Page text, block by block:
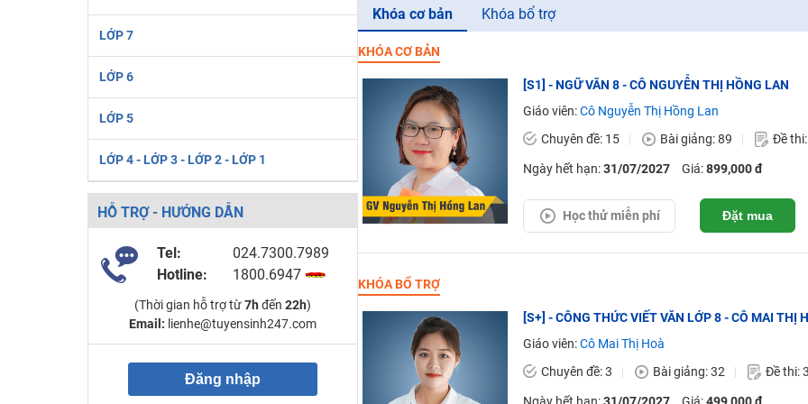
LỚP 7
LỚP 6
LỚP 5
LỚP 4 - LỚP 3 - LỚP 2 - LỚP 1
HỖ TRỢ - HƯỚNG DẪN
Tel:
024.7300.7989
Hotline:
1800.6947
(Thời gian hỗ trợ từ7h đến 22h)
Email: lienhe@tuyensinh247.com
Đăng nhập
Khóa cơ bản Khóa bổ trợ
KHÓA CƠ BẢN
[S1] - NGỮ VĂN 8 - CÔ NGUYỄN THỊ HỒNG LAN
Giáo viên:Cô Nguyễn Thị Hồng Lan
Chuyên đề: 15
Bài giảng: 89 Đề
Ngày hết hạn:31/07/2027 Giá:899,000 đ
Học thử miễn phí Đặt mua
KHÓA BỔ TRỢ
[S+] - CÔNG THỨC VIẾT VĂN LỚP 8 - CÔ MAI THỊ
Giáo viên:Cô Mai Thị Hoà
Chuyên đề: 3
Bài giảng: 32 Đề thi: